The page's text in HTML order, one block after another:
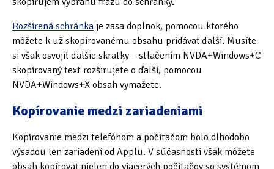
Rozšírená schránka je zasa doplnok, pomocou ktorého
môžete k už skopírovanému obsahu pridávať ďalší. Musíte
si však osvojiť ďalšie skratky – stlačením NVDA+Windows+C
skopírovaný text rozširujete o ďalší, pomocou
NVDA+Windows+X obsah vymažete.
Kopírovanie medzi zariadeniami
Kopírovanie medzi telefónom a počítačom bolo dlhodobo
výsadou len zariadení od Applu. V súčasnosti však môžete